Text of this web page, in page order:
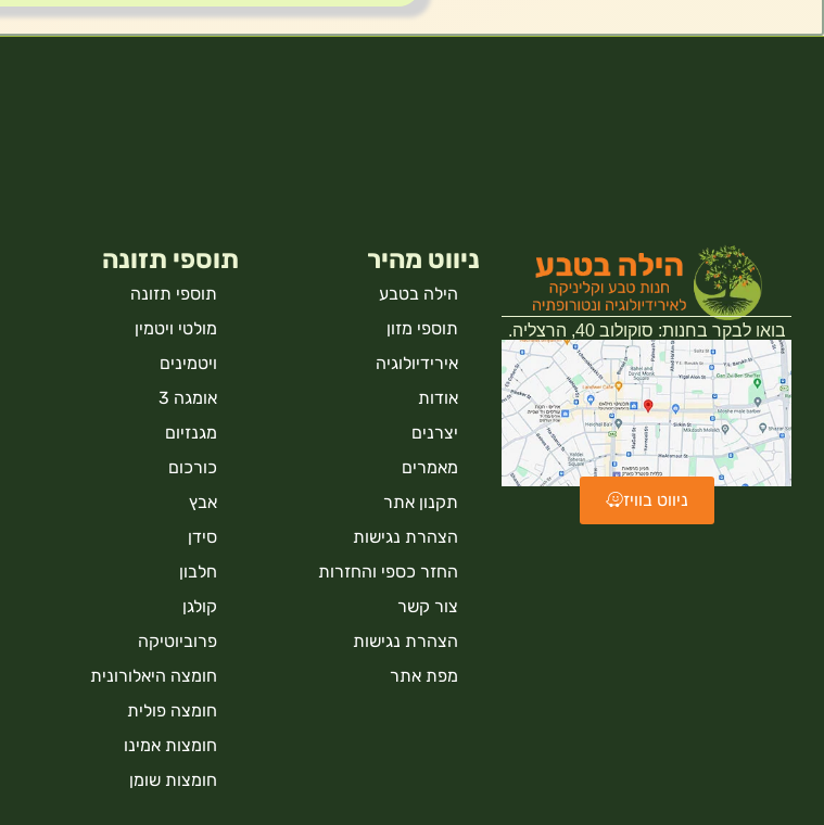
בואו לבקר בחנות: סוקולוב 40, הרצליה.
ניווט בוויז
ניווט מהיר
הילה בטבע
תוספי מזון
אירידיולוגיה
אודות
יצרנים
מאמרים
תקנון אתר
הצהרת נגישות
החזר כספי והחזרות
צור קשר
הצהרת נגישות
מפת אתר
תוספי תזונה
תוספי תזונה
מולטי ויטמין
ויטמינים
אומגה 3
מגנזיום
כורכום
אבץ
סידן
חלבון
קולגן
פרוביוטיקה
חומצה היאלורונית
חומצה פולית
חומצות אמינו
חומצות שומן